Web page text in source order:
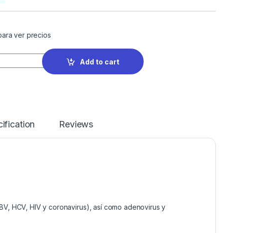
ver precios
Add to cart
Reviews
HCV, HIV y coronavirus), así como adenovirus y